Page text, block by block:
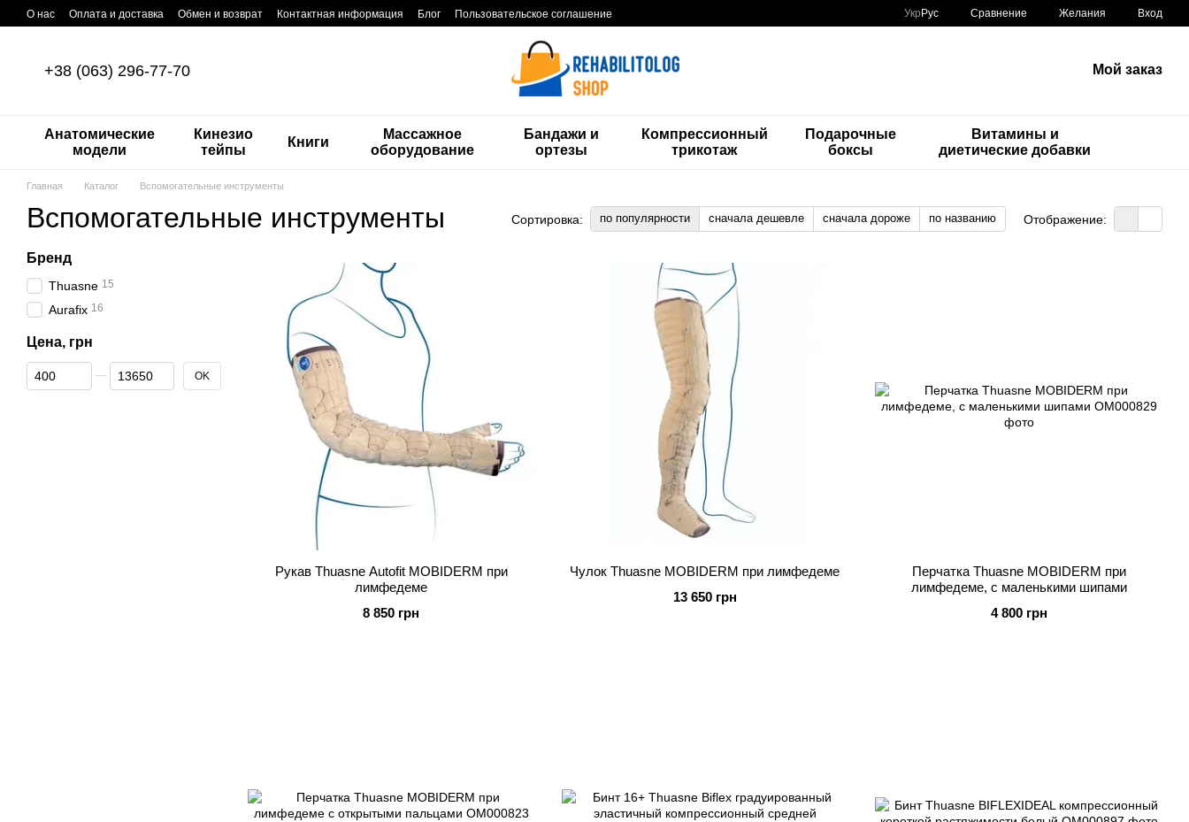
Перейти к основному контенту
О нас Оплата и доставка Обмен и возврат Контактная информация Блог Пользовательское соглашение Укр Рус Сравнение Желания Вход
+38 (063) 296-77-70 Мой заказ
Анатомические
модели
Кинезио
тейпы
Книги
Массажное
оборудование
Бандажи и
ортезы
Компрессионный
трикотаж
Подарочные
боксы
Витамины и
диетические добавки
Главная Каталог Вспомогательные инструменты
Вспомогательные инструменты Сортировка: по популярности сначала дешевле сначала дороже по названию Отображение:
Рукав Thuasne Autofit MOBIDERM при
лимфедеме
8 850 грн
Чулок Thuasne MOBIDERM при лимфедеме
13 650 грн
Перчатка Thuasne MOBIDERM при
лимфедеме, с маленькими шипами
4 800 грн
Бренд
Thuasne 15
Aurafix 16
Цена, грн
От Цена, грн
До Цена, грн OK